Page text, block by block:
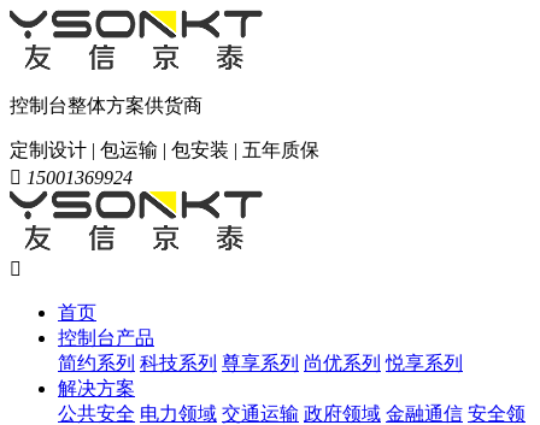
控制台整体方案供货商
定制设计 | 包运输 | 包安装 | 五年质保
 15001369924

首页
控制台产品
简约系列 科技系列 尊享系列 尚优系列 悦享系列
解决方案
公共安全 电力领域 交通运输 政府领域 金融通信 安全领